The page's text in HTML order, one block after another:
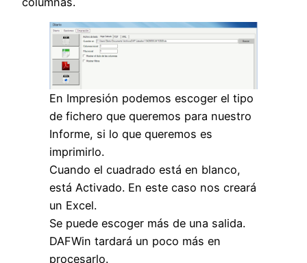
En Impresión podemos escoger el tipo
de fichero que queremos para nuestro
Informe, si lo que queremos es
imprimirlo.
Cuando el cuadrado está en blanco,
está Activado. En este caso nos creará
un Excel.
Se puede escoger más de una salida.
DAFWin tardará un poco más en
procesarlo.